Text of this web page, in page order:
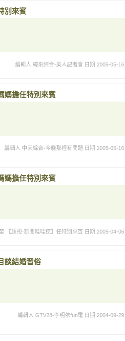
別來賓
編輯人 緯來綜合-美人記者會 日期 2005-05-16
媽擔任特別來賓
編輯人 中天綜合-今晚那裡有問題 日期 2005-05-16
媽擔任特別來賓
【超視-新聞哇哇挖】任特別來賓 日期 2005-04-06
談結婚習俗
編輯人 GTV28-李明依fun電 日期 2004-09-29